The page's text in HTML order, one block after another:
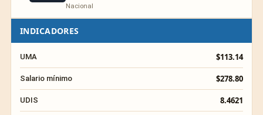
Nacional
INDICADORES
UMA $113.14
Salario mínimo $278.80
UDIS 8.4621